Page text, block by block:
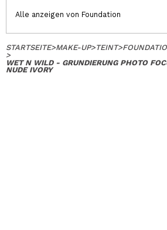
Alle anzeigen von Foundation
STARTSEITE>MAKE-UP>TEINT>
>
WET N WILD - GRUNDIERUNG PHOTO
NUDE IVORY